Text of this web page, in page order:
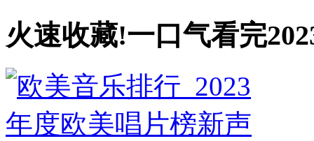
火速收藏!一口气看完